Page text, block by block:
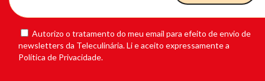
Autorizo o tratamento do meu email para efeito de envio de
newsletters da Teleculinária. Li e aceito expressamente a
Política de Privacidade.